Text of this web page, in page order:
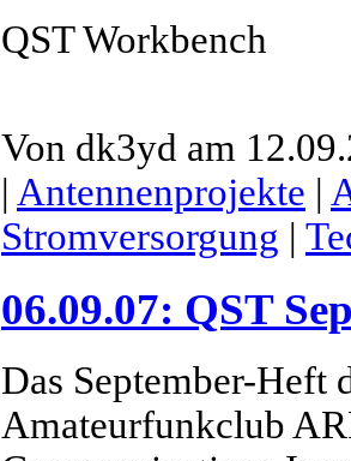
QST Workbench
Von dk3yd am
| Antennenprojekte |
Stromversorgung |
06.09.07: QST
Das September-Heft
Amateurfunkclub